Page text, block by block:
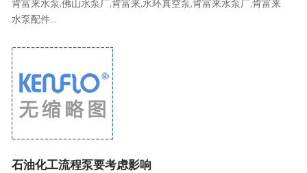
肯富来水泵,佛山水泵厂,肯富来,水环真空泵,肯富来水泵厂,肯富来
水泵配件...
石油化工流程泵要考虑影响